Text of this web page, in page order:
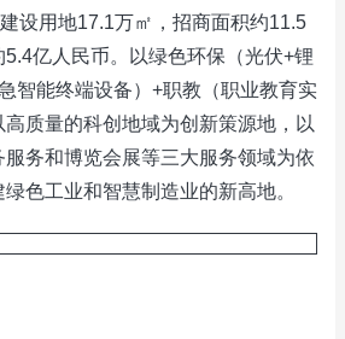
设用地17.1万㎡，招商面积约11.5
亿人民币。以绿色环保（光伏+锂
智能终端设备）+职教（职业教育实
质量的科创地域为创新策源地，以
务和博览会展等三大服务领域为依
色工业和智慧制造业的新高地。